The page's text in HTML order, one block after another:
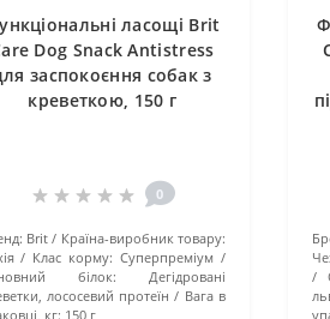
ласощі Brit
Dog Snack Antistress
заспокоєння собак з
креветкою, 150 г
0
Brit
Країна-виробник товару:
Клас корму: Суперпреміум
білок:
Дегідровані
лососевий протеїн
Вага в
кг: 150 г